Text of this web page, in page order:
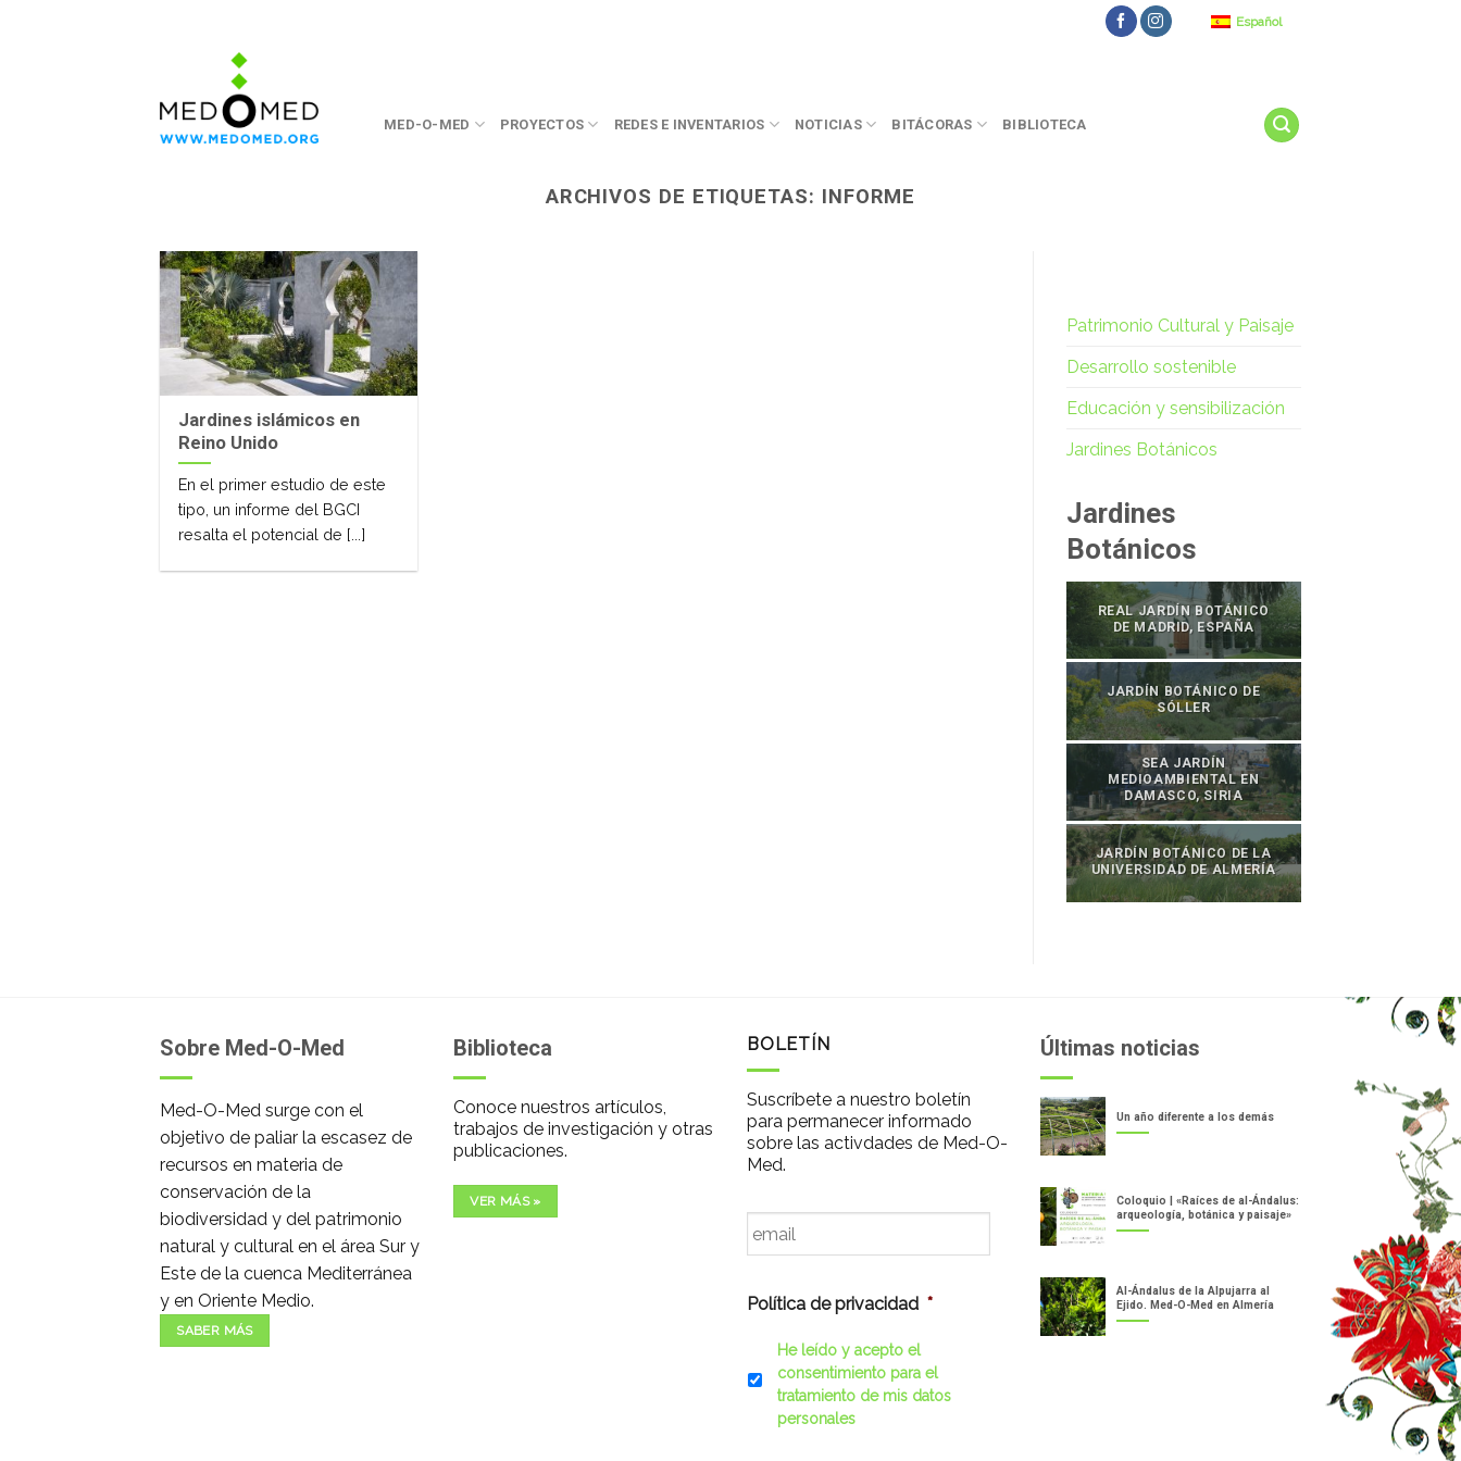
Español
MED-O-MED PROYECTOS REDES E INVENTARIOS NOTICIAS BITÁCORAS BIBLIOTECA
ARCHIVOS DE ETIQUETAS: INFORME
Jardines islámicos en
Reino Unido
En el primer estudio de este
tipo, un informe del BGCI
resalta el potencial de [...]
Patrimonio Cultural y Paisaje
Desarrollo sostenible
Educación y sensibilización
Jardines Botánicos
Jardines
Botánicos
REAL JARDÍN BOTÁNICO
DE MADRID, ESPAÑA
JARDÍN BOTÁNICO DE
SÓLLER
SEA JARDÍN
MEDIOAMBIENTAL EN
DAMASCO, SIRIA
JARDÍN BOTÁNICO DE LA
UNIVERSIDAD DE ALMERÍA
Sobre Med-O-Med
Med-O-Med surge con el
objetivo de paliar la escasez de
recursos en materia de
conservación de la
biodiversidad y del patrimonio
natural y cultural en el área Sur y
Este de la cuenca Mediterránea
y en Oriente Medio.
SABER MÁS
Biblioteca
Conoce nuestros artículos,
trabajos de investigación y otras
publicaciones.
VER MÁS »
BOLETÍN
Suscríbete a nuestro boletín
para permanecer informado
sobre las activdades de Med-O-
Med.
Email *
Política de privacidad *
He leído y acepto el
consentimiento para el
tratamiento de mis datos
personales
Últimas noticias
Un año diferente a los demás
Coloquio | «Raíces de al-Ándalus:
arqueología, botánica y paisaje»
Al-Ándalus de la Alpujarra al
Ejido. Med-O-Med en Almería